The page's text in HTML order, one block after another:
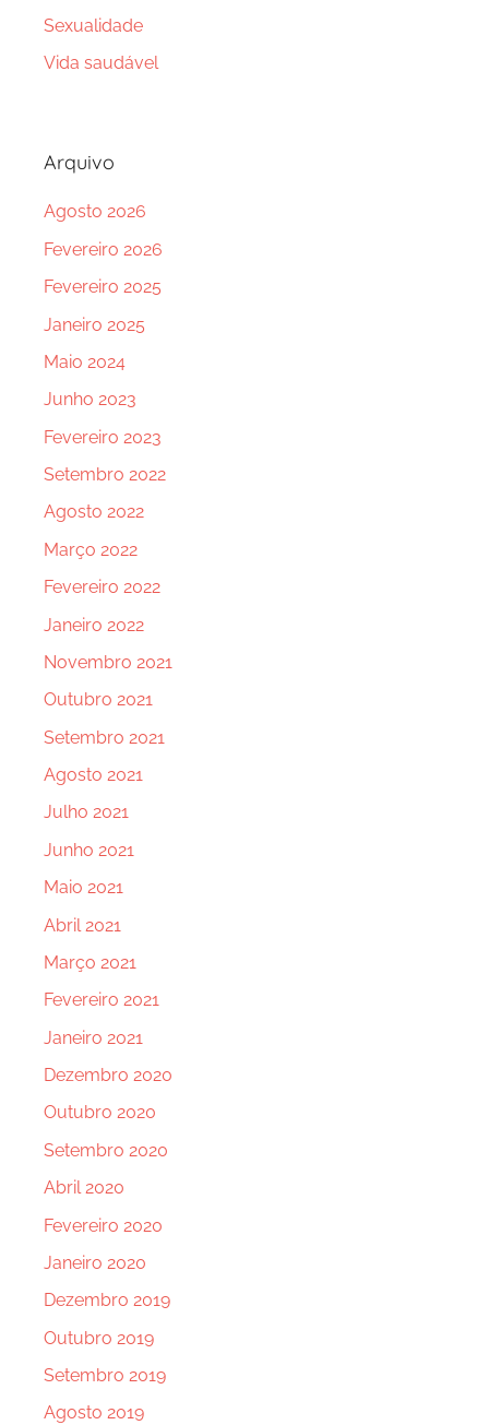
Sexualidade
Vida saudável
Arquivo
Agosto 2026
Fevereiro 2026
Fevereiro 2025
Janeiro 2025
Maio 2024
Junho 2023
Fevereiro 2023
Setembro 2022
Agosto 2022
Março 2022
Fevereiro 2022
Janeiro 2022
Novembro 2021
Outubro 2021
Setembro 2021
Agosto 2021
Julho 2021
Junho 2021
Maio 2021
Abril 2021
Março 2021
Fevereiro 2021
Janeiro 2021
Dezembro 2020
Outubro 2020
Setembro 2020
Abril 2020
Fevereiro 2020
Janeiro 2020
Dezembro 2019
Outubro 2019
Setembro 2019
Agosto 2019